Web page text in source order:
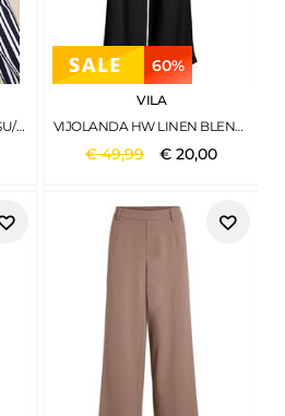
VIRASHA RW WIDE PANT/SU/PB NAVY BLAZER
60%
VILA
VIJOLANDA HW LINEN BLEND PANTS - NOOS BLACK BEAUTY
€49,99 €20,00